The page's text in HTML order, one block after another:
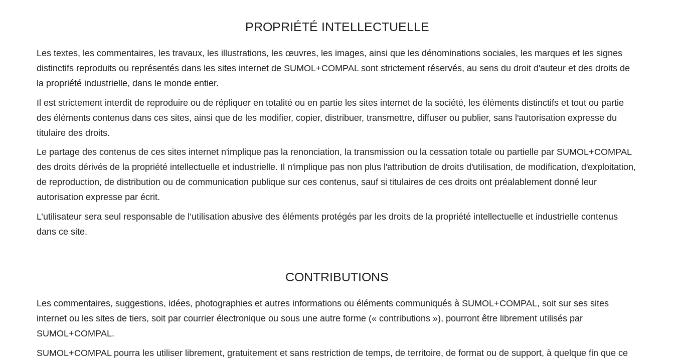
PROPRIÉTÉ INTELLECTUELLE
Les textes, les commentaires, les travaux, les illustrations, les œuvres, les images, ainsi que les dénominations sociales, les marques et les signes
distinctifs reproduits ou représentés dans les sites internet de SUMOL+COMPAL sont strictement réservés, au sens du droit d'auteur et des droits de
la propriété industrielle, dans le monde entier.
Il est strictement interdit de reproduire ou de répliquer en totalité ou en partie les sites internet de la société, les éléments distinctifs et tout ou partie
des éléments contenus dans ces sites, ainsi que de les modifier, copier, distribuer, transmettre, diffuser ou publier, sans l'autorisation expresse du
titulaire des droits.
Le partage des contenus de ces sites internet n'implique pas la renonciation, la transmission ou la cessation totale ou partielle par SUMOL+COMPAL
des droits dérivés de la propriété intellectuelle et industrielle. Il n'implique pas non plus l'attribution de droits d'utilisation, de modification, d'exploitation,
de reproduction, de distribution ou de communication publique sur ces contenus, sauf si titulaires de ces droits ont préalablement donné leur
autorisation expresse par écrit.
L’utilisateur sera seul responsable de l’utilisation abusive des éléments protégés par les droits de la propriété intellectuelle et industrielle contenus
dans ce site.
CONTRIBUTIONS
Les commentaires, suggestions, idées, photographies et autres informations ou éléments communiqués à SUMOL+COMPAL, soit sur ses sites
internet ou les sites de tiers, soit par courrier électronique ou sous une autre forme (« contributions »), pourront être librement utilisés par
SUMOL+COMPAL.
SUMOL+COMPAL pourra les utiliser librement, gratuitement et sans restriction de temps, de territoire, de format ou de support, à quelque fin que ce